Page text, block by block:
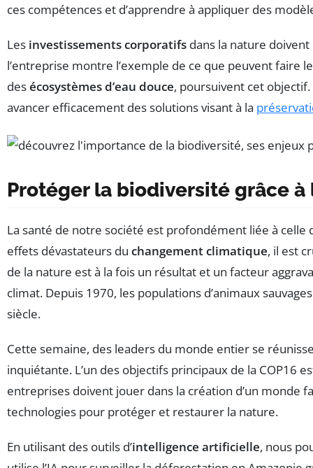
ces compétences et d’apprendre à appliquer des
Les investissements corporatifs dans la nature
l’entreprise montre l’exemple de ce que peuvent
desécosystèmes d’eau douce, poursuivent cet
avancer efficacement des solutions visant à la
Protéger la biodiversité grâce
La santé de notre société est profondément liée à celle
effets dévastateurs du changement climatique, il est
de la nature est à la fois un résultat et un facteur
climat. Depuis 1970, les populations d’animaux
siècle.
Cette semaine, des leaders du monde entier se
inquiétante. L’un des objectifs principaux de la COP16
entreprises doivent jouer dans la création d’un
technologies pour protéger et restaurer la nature.
En utilisant des outils d’intelligence artificielle, nous